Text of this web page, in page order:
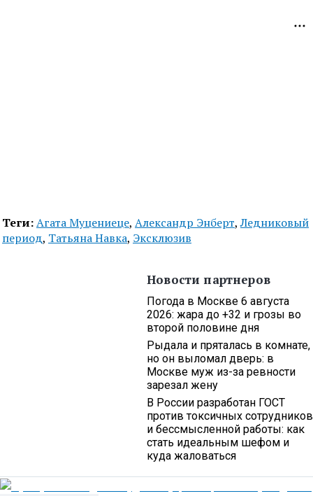
Теги:Агата Муцениеце, Александр Энберт,Ледниковый
период, Татьяна Навка, Эксклюзив
Новости партнеров
Погода в Москве 6 августа
2026: жара до +32 и грозы во
второй половине дня
Рыдала и пряталась в комнате,
но он выломал дверь: в
Москве муж из-за ревности
зарезал жену
В России разработан ГОСТ
против токсичных сотрудников
и бессмысленной работы: как
стать идеальным шефом и
куда жаловаться